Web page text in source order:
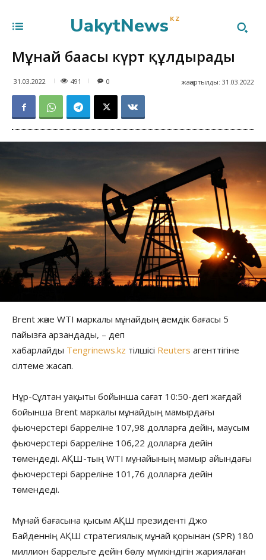
UakytNews KZ
Мұнай бағасы күрт құлдырады
31.03.2022 491 жаңартылды: 31.03.2022
0
Brent және WTI маркалы мұнайдың әлемдік бағасы 5
пайызға арзандады, – деп
хабарлайды Tengrinews.kz тілшісі Reuters агенттігіне
сілтеме жасап.
Нұр-Сұлтан уақыты бойынша сағат 10:50-дегі жағдай
бойынша Brent маркалы мұнайдың мамырдағы
фьючерстері барреліне 107,98 долларға дейін, маусым
фьючерстері барреліне 106,22 долларға дейін
төмендеді. АҚШ-тың WTI мұнайының мамыр айындағы
фьючерстері барреліне 101,76 долларға дейін
төмендеді.
Мұнай бағасына қысым АҚШ президенті Джо
Байденнің АҚШ стратегиялық мұнай қорынан (SPR) 180
миллион баррельге дейін бөлу мүмкіндігін жариялаған